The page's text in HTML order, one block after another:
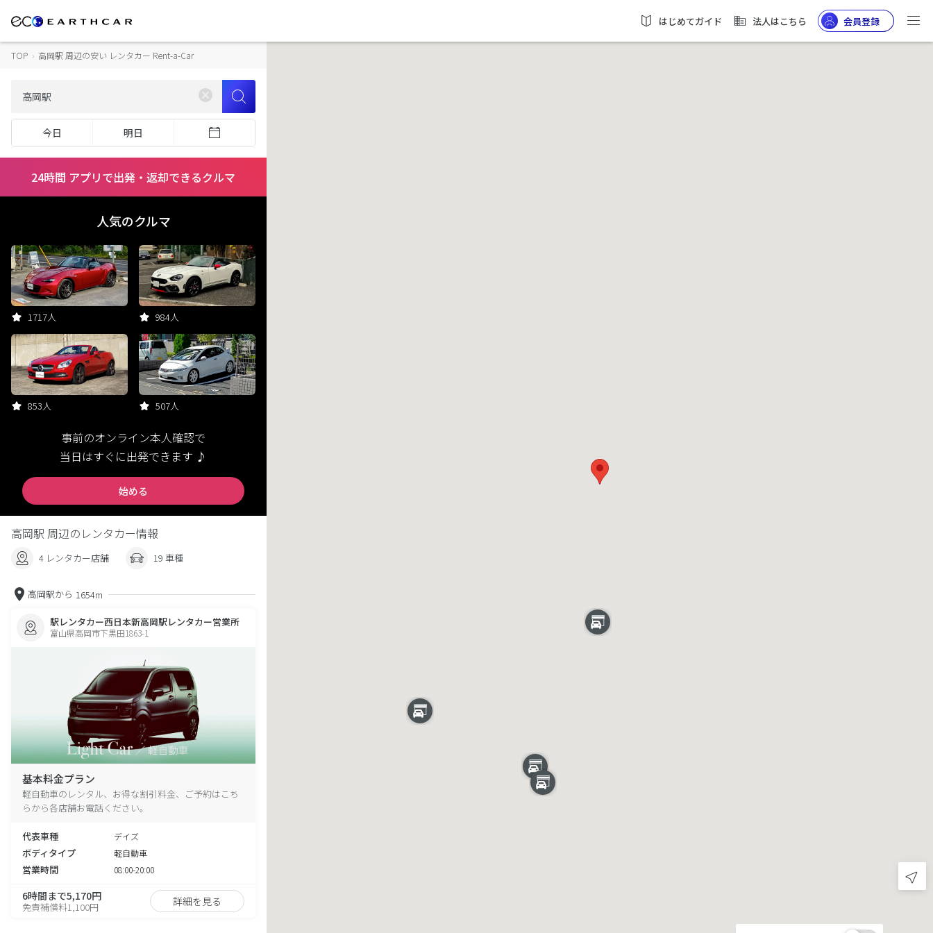
はじめてガイド 法人はこちら 会員登録
TOP › 高岡駅 周辺の安い レンタカー Rent-a-Car
今日 明日
24時間 アプリで出発・返却できるクルマ
人気のクルマ
1717人 984人
853人 507人
事前のオンライン本人確認で
当日はすぐに出発できます ♪
始める
高岡駅 周辺のレンタカー情報
4 レンタカー店舗 19 車種
高岡駅から 1654m
駅レンタカー西日本新高岡駅レンタカー営業所
富山県高岡市下黒田1863-1
基本料金プラン
軽自動車のレンタル、お得な割引料金、ご予約はこち
らから各店舗お電話ください。
代表車種 デイズ
ボディタイプ 軽自動車
営業時間 08:00-20:00
6時間まで5,170円
免責補償料1,100円 詳細を見る